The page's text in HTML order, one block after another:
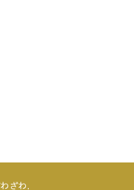
ざわ.